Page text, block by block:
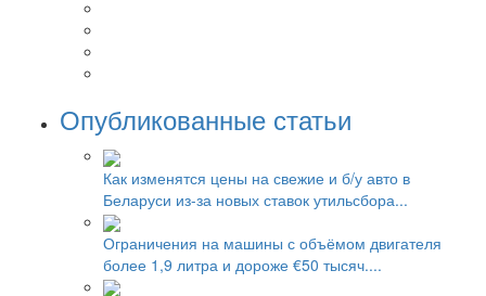
Опубликованные статьи
Как изменятся цены на свежие и б/у авто в
Беларуси из-за новых ставок утильсбора...
Ограничения на машины с объёмом двигателя
более 1,9 литра и дороже €50 тысяч....